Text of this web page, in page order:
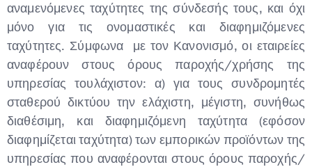
αναμενόμενες ταχύτητες της σύνδεσής τους, και όχι
μόνο για τις ονομαστικές και διαφημιζόμενες
ταχύτητες. Σύμφωνα με τον Κανονισμό, οι εταιρείες
αναφέρουν στους όρους παροχής/χρήσης της
υπηρεσίας τουλάχιστον: α) για τους συνδρομητές
σταθερού δικτύου την ελάχιστη, μέγιστη, συνήθως
διαθέσιμη, και διαφημιζόμενη ταχύτητα (εφόσον
διαφημίζεται ταχύτητα) των εμπορικών προϊόντων της
υπηρεσίας που αναφέρονται στους όρους παροχής/